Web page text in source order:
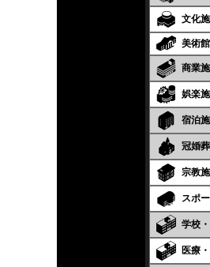
文化
美術
商業
娯楽
宿泊
冠婚
宗教
スポ
学校
医療